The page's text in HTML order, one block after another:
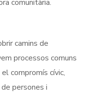
comunitària.
camins de
processos comuns
compromís cívic,
persones i